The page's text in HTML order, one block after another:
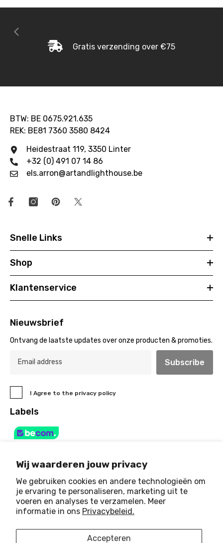
Wij waarderen jouw privacy
We gebruiken cookies en andere technologieën om
je ervaring te personaliseren, marketing uit te
voeren en analyses te verzamelen. Meer
informatie in ons Privacybeleid.
Accepteren
Gratis verzending over €75
BTW: BE 0675.921.635
REK: BE81 7360 3580 8424
Heidestraat 119, 3350 Linter
+32 (0) 491 07 14 86
els.arron@artandlighthouse.be
Snelle Links
Shop
Klantenservice
Nieuwsbrief
Ontvang de laatste updates over onze producten & promoties.
Subscribe
I Agree to the privacy policy
Labels
© 2025 Art & Light House. All Rights Reserved
Payment